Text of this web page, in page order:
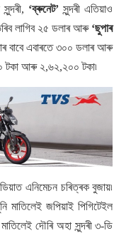
‘ব্ৰুনেট’ সুন্দৰী এতিয়াও
লাগিব ২৫ ডলাৰ আৰু ‘ছুপাৰ
বাবে এবাৰতে ৩০০ ডলাৰ আৰু
টকা আৰু ২,৬২,২০০ টকা৷
এনিমেচন চৰিত্ৰক বুজায়৷
মাতিলেই জপিয়াই পিগিটেইল
দৌৰি অহা সুন্দৰী ৩-ডি